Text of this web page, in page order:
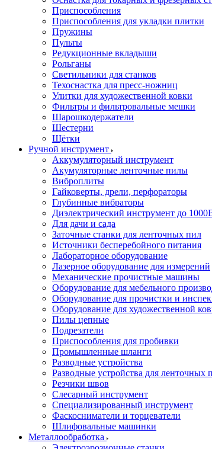
Приспособления
Приспособления для укладки плитки
Пружины
Пульты
Редукционные вкладыши
Рольганы
Светильники для станков
Техоснастка для пресс-ножниц
Улитки для художественной ковки
Фильтры и фильтровальные мешки
Шарошкодержатели
Шестерни
Щётки
Ручной инструмент
Аккумуляторный инструмент
Акумуляторные ленточные пилы
Виброплиты
Гайковерты, дрели, перфораторы
Глубинные вибраторы
Диэлектрический инструмент до
Для дачи и сада
Заточные станки для ленточных пил
Источники бесперебойного питания
Лабораторное оборудование
Лазерное оборудование для измерений
Механические прочистные машины
Оборудование для мебельного
Оборудование для прочистки и
Оборудование для художественной
Пилы цепные
Подрезатели
Приспособления для пробивки
Промышленные шланги
Разводные устройства
Разводные устройства для ленточных
Резчики швов
Слесарный инструмент
Специализированный инструмент
Фаскосниматели и торцеватели
Шлифовальные машинки
Металлообработка